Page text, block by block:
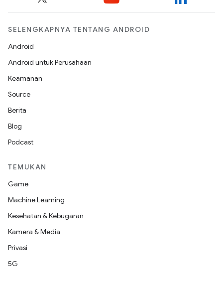
SELENGKAPNYA TENTANG ANDROID
Android
Android untuk Perusahaan
Keamanan
Source
Berita
Blog
Podcast
TEMUKAN
Game
Machine Learning
Kesehatan & Kebugaran
Kamera & Media
Privasi
5G